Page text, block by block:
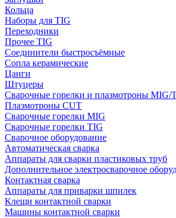
Кольца
Наборы для TIG
Переходники
Прочее TIG
Соединители быстросъёмные
Сопла керамические
Цанги
Штуцеры
Сварочные горелки и плазмотроны MIG/
Плазмотроны CUT
Сварочные горелки MIG
Сварочные горелки TIG
Сварочное оборудование
Автоматическая сварка
Аппараты для сварки пластиковых труб
Дополнительное электросварочное
Контактная сварка
Аппараты для приварки шпилек
Клещи контактной сварки
Машины контактной сварки